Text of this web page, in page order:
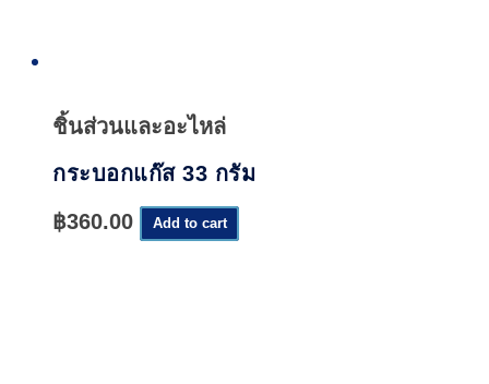
ชิ้นส่วนและอะไหล่
กระบอกแก๊ส 33 กรัม
฿360.00 Add to cart